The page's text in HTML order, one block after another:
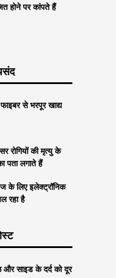
होने पर कांपते हैं
से भरपूर खाद्य
रोगियों की मृत्यु के
पता लगाते हैं
के लिए इलेक्ट्रॉनिक
रहा है
और साइड के दर्द को दूर